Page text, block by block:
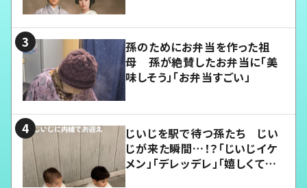
孫のためにお弁当を作った祖
母 孫が絶賛したお弁当に「美
味しそう」「お弁当すごい」
じいじを駅で待つ孫たち じい
じが来た瞬間…！？「じいじイケ
メン」「デレッデレ」「嬉しくて可